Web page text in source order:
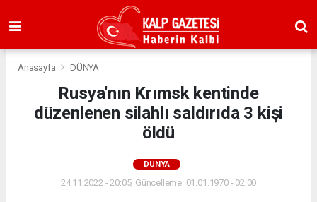
Anasayfa DÜNYA
Rusya'nın Krımsk kentinde
düzenlenen silahlı saldırıda 3 kişi
öldü
DÜNYA
24.11.2022 - 20:05, Güncelleme: 01.01.1970 - 02:00